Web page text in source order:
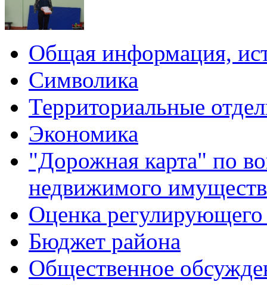
Общая информация,
Символика
Территориальные
Экономика
"Дорожная карта" по
недвижимого
Оценка регулирующего
Бюджет района
Общественное